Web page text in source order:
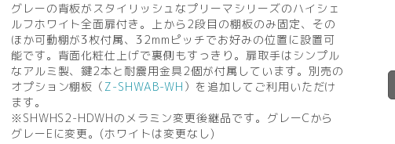
グレーの背板がスタイリッシュなプリーマシリーズのハイシェ
ルフホワイト全面扉付き。上から2段目の棚板のみ固定、その
ほか可動棚が3枚付属、32mmピッチでお好みの位置に設置可
能です。背面化粧仕上げで裏側もすっきり。扉取手はシンプル
なアルミ製、鍵2本と耐震用金具2個が付属しています。別売の
オプション棚板（ Z-SHWAB-WH ）を追加してご利用いただけ
ます。
※SHWHS2-HDWHのメラミン変更後継品です。グレーCから
グレーEに変更。(ホワイトは変更なし)